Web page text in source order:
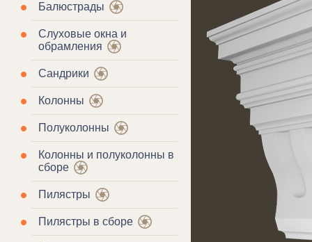
Балюстрады
Слуховые окна и
обрамления
Сандрики
Колонны
Полуколонны
Колонны и полуколонны в
сборе
Пилястры
Пилястры в сборе